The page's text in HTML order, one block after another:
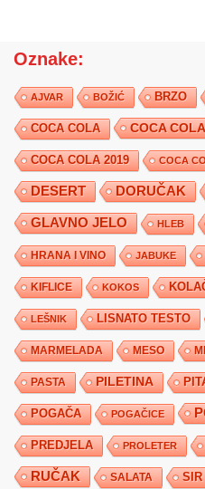
Oznake:
AJVAR BOŽIĆ BRZO
COCA COLA COCA
COCA COLA 2019 COCA
DESERT DORUČAK
GLAVNO JELO HLEB
HRANA I VINO JABUKE
KIFLICE KOKOS
LEŠNIK LISNATO TESTO
MARMELADA MESO
PASTA PILETINA
POGAČA POGAČICE
PREDJELA PROLETER
RUČAK SALATA SIR